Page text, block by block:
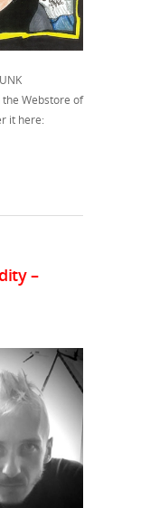
the Webstore of
it here:
–